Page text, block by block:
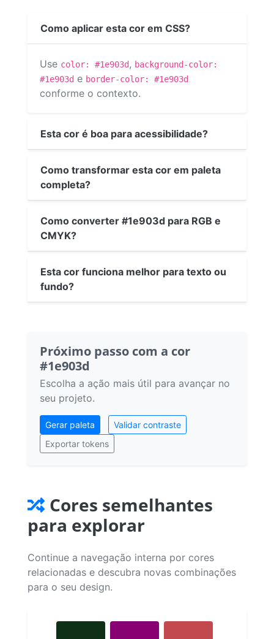
Como aplicar esta cor em CSS?
Use color: #1e903d, background-color:
#1e903d e border-color: #1e903d
conforme o contexto.
Esta cor é boa para acessibilidade?
Como transformar esta cor em paleta
completa?
Como converter #1e903d para RGB e
CMYK?
Esta cor funciona melhor para texto ou
fundo?
Próximo passo com a cor
#1e903d
Escolha a ação mais útil para avançar no
seu projeto.
Gerar paleta
Validar contraste
Exportar tokens
Cores semelhantes
para explorar
Continue a navegação interna por cores
relacionadas e descubra novas combinações
para o seu design.